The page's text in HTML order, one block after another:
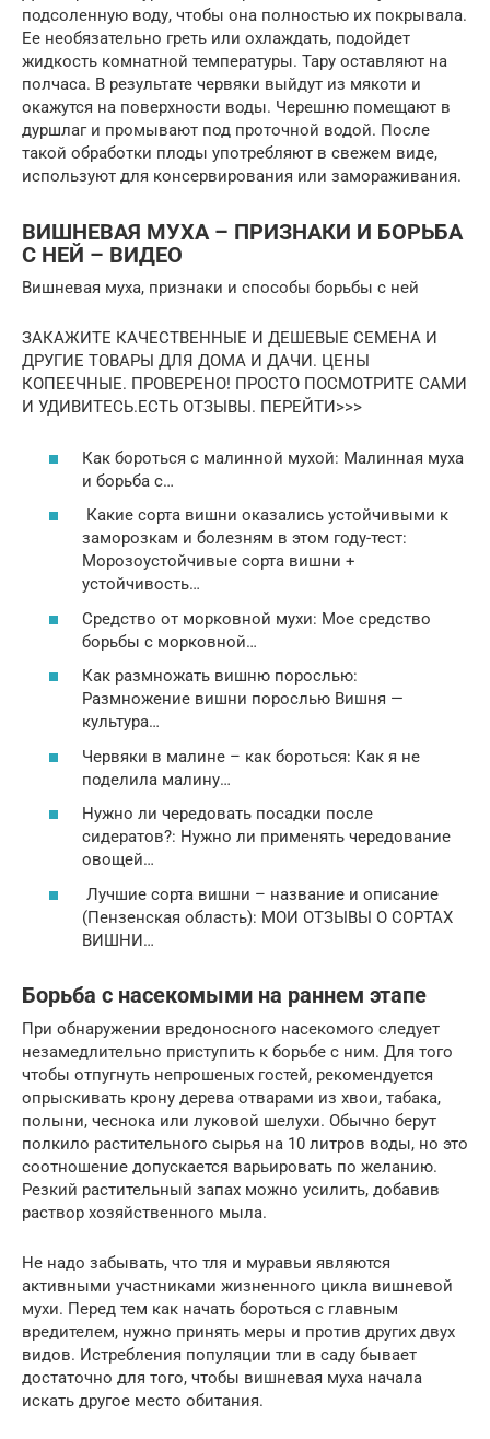
подсоленную воду, чтобы она полностью их покрывала.
Ее необязательно греть или охлаждать, подойдет
жидкость комнатной температуры. Тару оставляют на
полчаса. В результате червяки выйдут из мякоти и
окажутся на поверхности воды. Черешню помещают в
дуршлаг и промывают под проточной водой. После
такой обработки плоды употребляют в свежем виде,
используют для консервирования или замораживания.
ВИШНЕВАЯ МУХА – ПРИЗНАКИ И БОРЬБА
С НЕЙ – ВИДЕО
Вишневая муха, признаки и способы борьбы с ней
ЗАКАЖИТЕ КАЧЕСТВЕННЫЕ И ДЕШЕВЫЕ СЕМЕНА И
ДРУГИЕ ТОВАРЫ ДЛЯ ДОМА И ДАЧИ. ЦЕНЫ
КОПЕЕЧНЫЕ. ПРОВЕРЕНО! ПРОСТО ПОСМОТРИТЕ САМИ
И УДИВИТЕСЬ.ЕСТЬ ОТЗЫВЫ. ПЕРЕЙТИ>>>
Как бороться с малинной мухой: Малинная муха
и борьба с…
Какие сорта вишни оказались устойчивыми к
заморозкам и болезням в этом году-тест:
Морозоустойчивые сорта вишни +
устойчивость…
Средство от морковной мухи: Мое средство
борьбы с морковной…
Как размножать вишню порослью:
Размножение вишни порослью Вишня —
культура…
Червяки в малине – как бороться: Как я не
поделила малину…
Нужно ли чередовать посадки после
сидератов?: Нужно ли применять чередование
овощей…
Лучшие сорта вишни – название и описание
(Пензенская область): МОИ ОТЗЫВЫ О СОРТАХ
ВИШНИ…
Борьба с насекомыми на раннем этапе
При обнаружении вредоносного насекомого следует
незамедлительно приступить к борьбе с ним. Для того
чтобы отпугнуть непрошеных гостей, рекомендуется
опрыскивать крону дерева отварами из хвои, табака,
полыни, чеснока или луковой шелухи. Обычно берут
полкило растительного сырья на 10 литров воды, но это
соотношение допускается варьировать по желанию.
Резкий растительный запах можно усилить, добавив
раствор хозяйственного мыла.
Не надо забывать, что тля и муравьи являются
активными участниками жизненного цикла вишневой
мухи. Перед тем как начать бороться с главным
вредителем, нужно принять меры и против других двух
видов. Истребления популяции тли в саду бывает
достаточно для того, чтобы вишневая муха начала
искать другое место обитания.